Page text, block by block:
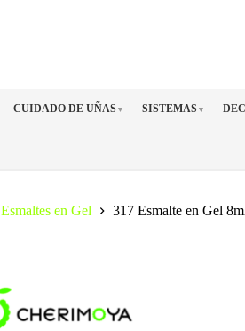
CUIDADO DE UÑAS ▼ SISTEMAS ▼
Esmaltes en Gel 317 Esmalte en Gel